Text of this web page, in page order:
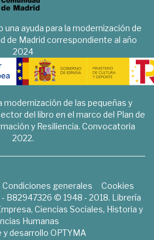
una ayuda para la modernización de
de Madrid correspondiente al año
2024
modernización de las pequeñas y
del libro en el marco del Plan de
y Resiliencia. Convocatoria
2022.
Condiciones generales
Cookies
B82947326 © 1948 - 2018. Librería
Ciencias Sociales, Historia y
Humanas
y desarrollo OPTYMA